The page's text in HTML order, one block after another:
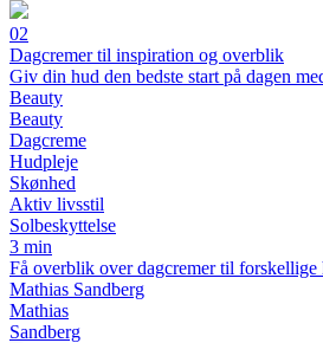
02
Dagcremer til inspiration og overblik
Giv din hud den bedste start på dagen
Beauty
Beauty
Dagcreme
Hudpleje
Skønhed
Aktiv livsstil
Solbeskyttelse
3 min
Få overblik over dagcremer til
Mathias Sandberg
Mathias
Sandberg